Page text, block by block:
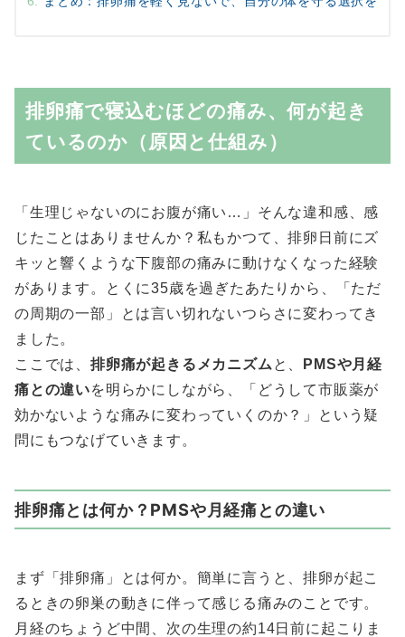
排卵痛で寝込むほどの痛み、何が起き
ているのか（原因と仕組み）
「生理じゃないのにお腹が痛い…」そんな違和感、感
じたことはありませんか？私もかつて、排卵日前にズ
キッと響くような下腹部の痛みに動けなくなった経験
があります。とくに35歳を過ぎたあたりから、「ただ
の周期の一部」とは言い切れないつらさに変わってき
ました。
ここでは、 排卵痛が起きるメカニズム と、
PMSや月経
痛との違いを明らかにしながら、「どうして市販薬が
効かないような痛みに変わっていくのか？」という疑
問にもつなげていきます。
排卵痛とは何か？PMSや月経痛との違い
まず「排卵痛」とは何か。簡単に言うと、排卵が起こ
るときの卵巣の動きに伴って感じる痛みのことです。
月経のちょうど中間、次の生理の約14日前に起こりま